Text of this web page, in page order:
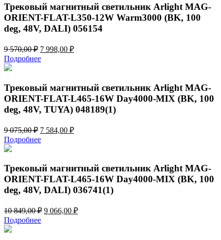
570,00 ₽.
Трековый магнитный светильник Arlight MAG-
ORIENT-FLAT-L350-12W Warm3000 (BK, 100
deg, 48V, DALI) 056154
9 570,00₽ Первоначальная
цена
составляла
570,00 ₽.
7 998,00 ₽Текущая
Подробнее
Трековый магнитный светильник Arlight MAG-
ORIENT-FLAT-L465-16W Day4000-MIX (BK, 100
deg, 48V, TUYA) 048189(1)
9 075,00₽ Первоначальная
цена
составляла
075,00 ₽.
7 584,00 ₽Текущая
Подробнее
Трековый магнитный светильник Arlight MAG-
ORIENT-FLAT-L465-16W Day4000-MIX (BK, 100
deg, 48V, DALI) 036741(1)
10 849,00₽ Первоначальная
9 066,00 ₽Текущая
Подробнее